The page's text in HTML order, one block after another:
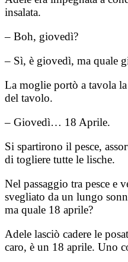
insalata.
– Boh, giovedì?
– Sì, è giovedì, ma quale
La moglie portò a tavola
del tavolo.
– Giovedì… 18 Aprile.
Si spartirono il pesce,
di togliere tutte le lische.
Nel passaggio tra pesce e
svegliato da un lungo
ma quale 18 aprile?
Adele lasciò cadere le
caro, è un 18 aprile. Uno